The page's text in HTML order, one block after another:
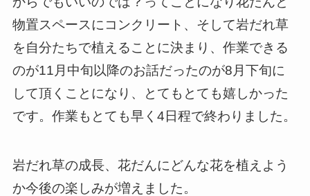
物置スペースにコンクリート、そして岩だれ草
を自分たちで植えることに決まり、作業できる
のが11月中旬以降のお話だったのが8月下旬に
して頂くことになり、とてもとても嬉しかった
です。作業もとても早く4日程で終わりました。
岩だれ草の成長、花だんにどんな花を植えよう
か今後の楽しみが増えました。